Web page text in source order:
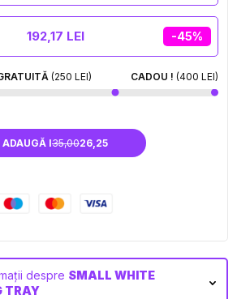
-45%
192,17 LEI
(250 LEI) CADOU ! (400 LEI)
ADAUGĂ I35,0026,25
despre SMALL WHITE
TRAY